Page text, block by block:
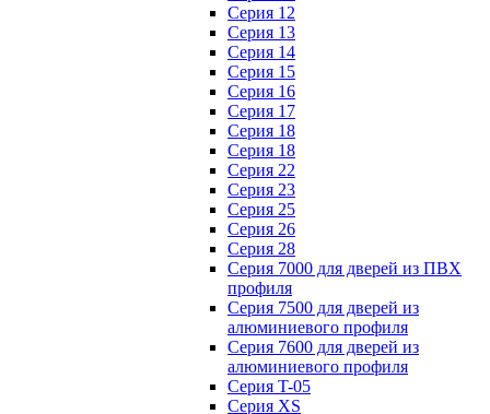
Серия 12
Серия 13
Серия 14
Серия 15
Серия 16
Серия 17
Серия 18
Серия 18
Серия 22
Серия 23
Серия 25
Серия 26
Серия 28
Серия 7000 для дверей из ПВХ
профиля
Серия 7500 для дверей из
алюминиевого профиля
Серия 7600 для дверей из
алюминиевого профиля
Серия T-05
Серия XS